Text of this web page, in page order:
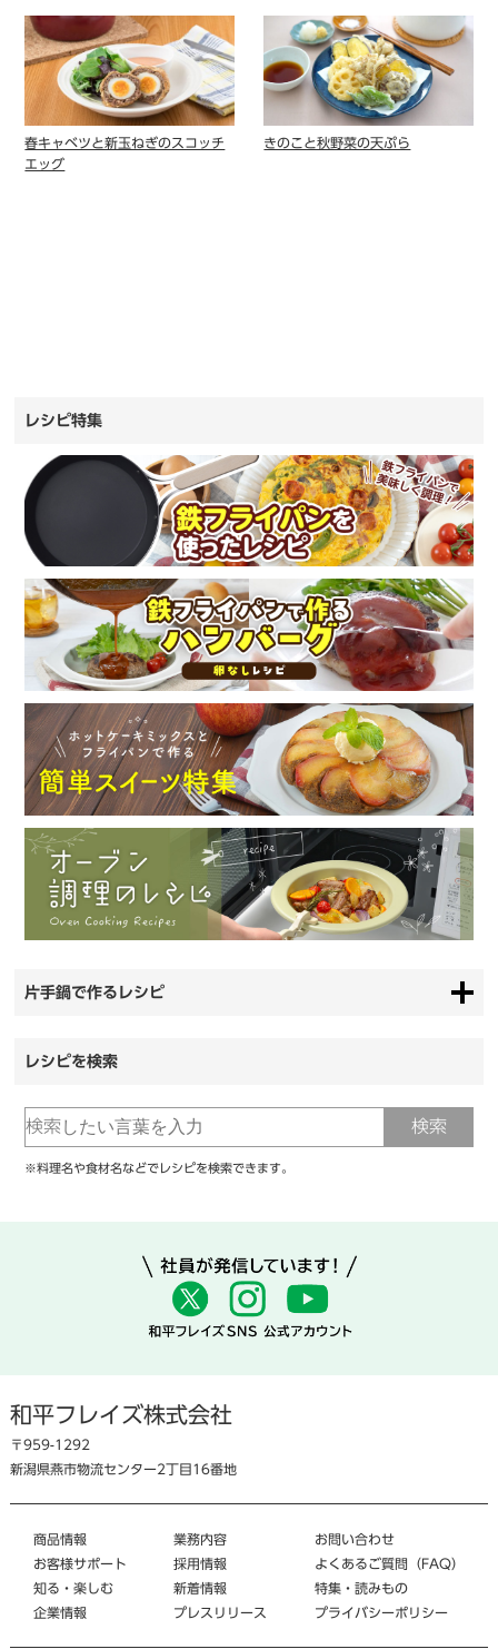
春キャベツと新玉ねぎのスコッチ
エッグ
きのこと秋野菜の天ぷら
レシピ特集
片手鍋で作るレシピ
レシピを検索
※料理名や食材名などでレシピを検索できます。
和平フレイズ株式会社
〒959-1292
新潟県燕市物流センター2丁目16番地
商品情報
お客様サポート
知る・楽しむ
企業情報
業務内容
採用情報
新着情報
プレスリリース
お問い合わせ
よくあるご質問（FAQ）
特集・読みもの
プライバシーポリシー